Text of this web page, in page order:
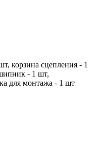
корзина сцепления - 1
- 1 шт,
для монтажа - 1 шт